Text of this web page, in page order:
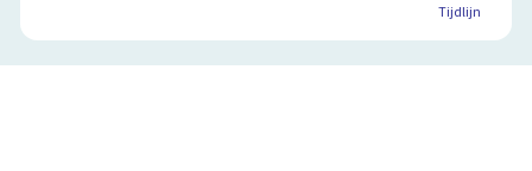
Tijdlijn